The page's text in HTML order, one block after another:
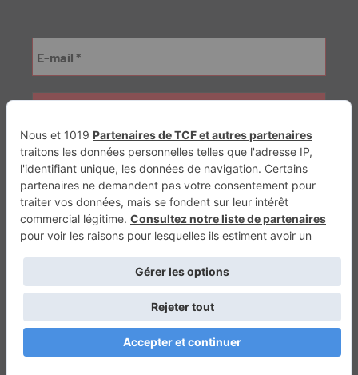
Génération Electrique Génération Sans Permis VTTAE.fr FullAttack
Retour en haut
Depuis 2010 - Un magazine duGroupe CPPRESSE